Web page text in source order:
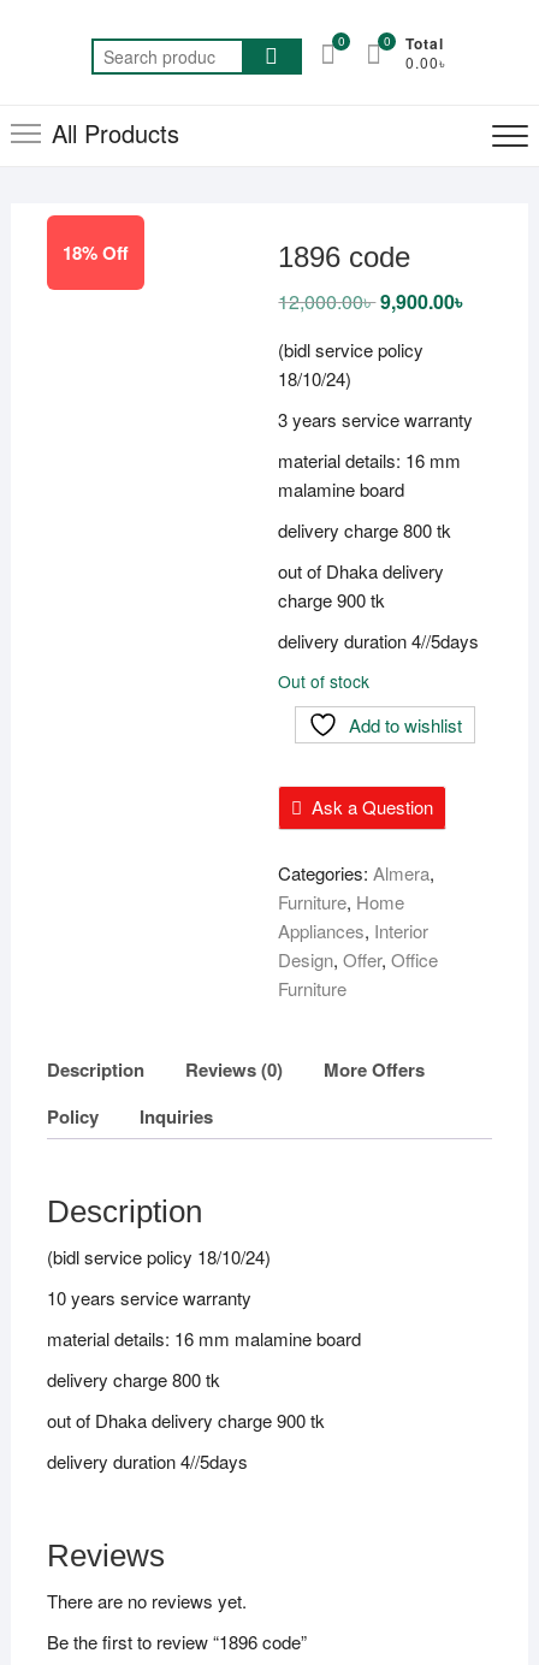
Search
for:
0 Total
0.00৳
0
All Products
18% Off 1896 code
12,000.00৳Original
price
12,000.00৳ .
9,900.00৳
(bidl service policy
18/10/24)
3 years service warranty
material details: 16 mm
malamine board
delivery charge 800 tk
out of Dhaka delivery
charge 900 tk
delivery duration 4//5days
Out of stock
Add to wishlist
Ask a Question
Categories:Almera,
Furniture, Home
Appliances, Interior
Design,Offer,Office
Furniture
Description Reviews (0)
More Offers
Policy
Inquiries
Description
(bidl service policy 18/10/24)
10 years service warranty
material details: 16 mm malamine board
delivery charge 800 tk
out of Dhaka delivery charge 900 tk
delivery duration 4//5days
Reviews
There are no reviews yet.
Be the first to review “1896 code”